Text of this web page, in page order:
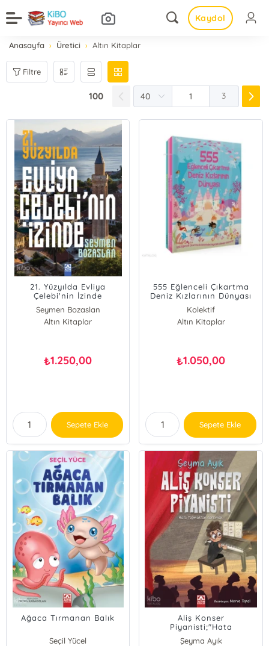
Kaydol
Anasayfa Üretici Altın Kitaplar
Filtre
100 3
21. Yüzyılda Evliya
Çelebi'nin İzinde
Seymen Bozaslan
Altın Kitaplar
₺1.250,00
Sepete Ekle
555 Eğlenceli Çıkartma
Deniz Kızlarının Dünyası
Çıkartma Seti - 3 Kitap
Takım
Kolektif
Altın Kitaplar
₺1.050,00
Sepete Ekle
Ağaca Tırmanan Balık
Seçil Yücel
Aliş Konser
Piyanisti;"Hata
Yapmaktan Korkmak"
Şeyma Ayık